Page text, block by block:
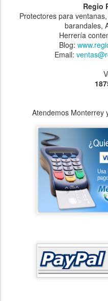
Regio
Protectores para
barandales,
Herrería
Blog:
Email:
Atendemos Monterrey